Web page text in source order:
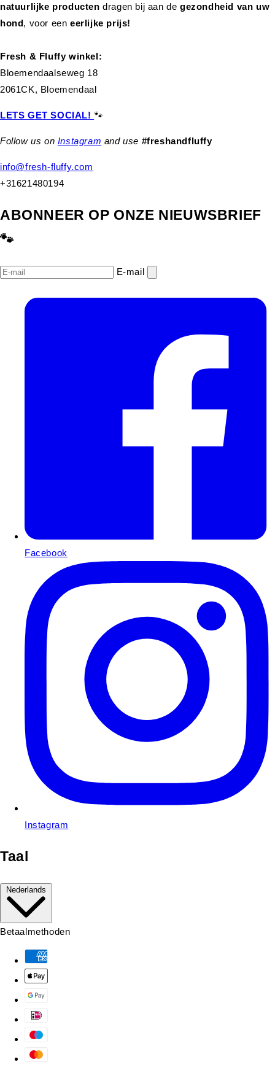
natuurlijke productendragen bij aan de gezondheid van uw
hond, voor eeneerlijke prijs!
Fresh & Fluffy winkel:
Bloemendaalseweg 18
2061CK, Bloemendaal
LETS GET SOCIAL!🐾
Follow us on Instagram and use #freshandfluffy
info@fresh-fluffy.com
+31621480194
ABONNEER OP ONZE NIEUWSBRIEF
🐾
E‑mail
Facebook
Instagram
Taal
Nederlands
Betaalmethoden